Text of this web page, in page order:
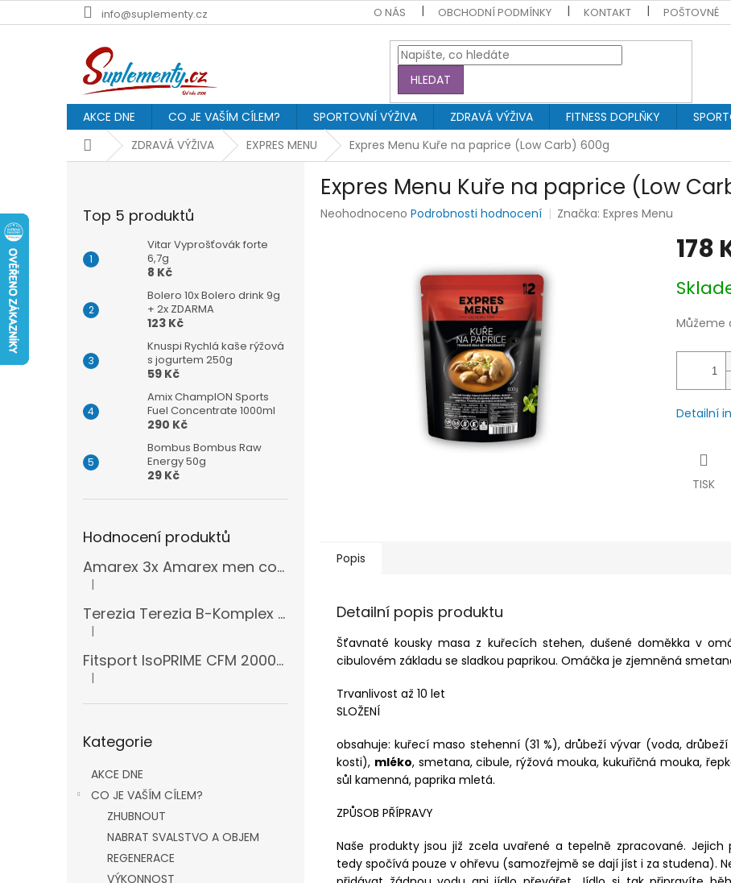
na
info@suplementy.cz O NÁS OBCHODNÍ PODMÍNKY KONTAKT POŠTOVNÉ
HLEDAT
AKCE DNE CO JE VAŠÍM CÍLEM? SPORTOVNÍ VÝŽIVA ZDRAVÁ VÝŽIVA FITNESS DOPLŇKY
DomůZDRAVÁ VÝŽIVA EXPRES MENU Expres Menu Kuře na paprice (Low Carb) 600g
Top 5 produktů
Vitar Vyprošťovák forte
6,7g
8 Kč
Bolero 10x Bolero drink 9g
+ 2x ZDARMA
123 Kč
Knuspi Rychlá kaše rýžová
s jogurtem 250g
59 Kč
Amix ChampION Sports
Fuel Concentrate 1000ml
290 Kč
Bombus Bombus Raw
Energy 50g
29 Kč
Hodnocení produktů
Amarex 3x Amarex men complex 120 kapslí
Hodnocení produktu je 5 z 5 hvězdiček.
|
Terezia Terezia B-Komplex super forte 100 tablet
Hodnocení produktu je 5 z 5 hvězdiček.
|
Fitsport IsoPRIME CFM 2000g + šejkr
Hodnocení produktu je 5 z 5 hvězdiček.
|
kategorie
Kategorie
AKCE DNE
CO JE VAŠÍM CÍLEM?
ZHUBNOUT
NABRAT SVALSTVO A OBJEM
REGENERACE
VÝKONNOST
Expres Menu Kuře na paprice (Low
Průměrné
Neohodnoceno Podrobnosti hodnocení Značka:Expres Menu
178
cena:
Můžeme
Detailní
TISK
Popis
Detailní popis produktu
Šťavnaté kousky masa z kuřecích stehen, dušené doměkka v
cibulovém základu se sladkou paprikou. Omáčka je zjemněná
Trvanlivost až 10 let
SLOŽENÍ
obsahuje: kuřecí maso stehenní (31 %), drůbeží vývar (voda,
kosti), mléko, smetana, cibule, rýžová mouka, kukuřičná mouka,
sůl kamenná, paprika mletá.
ZPŮSOB PŘÍPRAVY
Naše produkty jsou již zcela uvařené a tepelně zpracované. Jejich
tedy spočívá pouze v ohřevu (samozřejmě se dají jíst i za studena).